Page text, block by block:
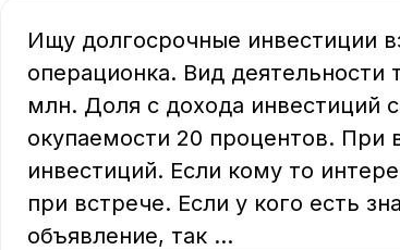
Ищу долгосрочные инвестиции
операционка. Вид деятельности
млн. Доля с дохода инвестиций
окупаемости 20 процентов.
инвестиций. Если кому то
при встрече. Если у кого есть
объявление, так ...